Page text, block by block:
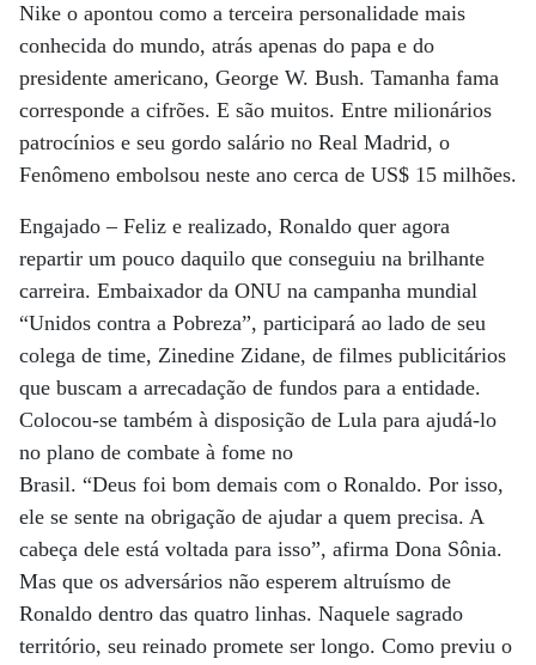
Nike o apontou como a terceira personalidade mais
conhecida do mundo, atrás apenas do papa e do
presidente americano, George W. Bush. Tamanha fama
corresponde a cifrões. E são muitos. Entre milionários
patrocínios e seu gordo salário no Real Madrid, o
Fenômeno embolsou neste ano cerca de US$ 15 milhões.
Engajado – Feliz e realizado, Ronaldo quer agora
repartir um pouco daquilo que conseguiu na brilhante
carreira. Embaixador da ONU na campanha mundial
“Unidos contra a Pobreza”, participará ao lado de seu
colega de time, Zinedine Zidane, de filmes publicitários
que buscam a arrecadação de fundos para a entidade.
Colocou-se também à disposição de Lula para ajudá-lo
no plano de combate à fome no
Brasil. “Deus foi bom demais com o Ronaldo. Por isso,
ele se sente na obrigação de ajudar a quem precisa. A
cabeça dele está voltada para isso”, afirma Dona Sônia.
Mas que os adversários não esperem altruísmo de
Ronaldo dentro das quatro linhas. Naquele sagrado
território, seu reinado promete ser longo. Como previu o